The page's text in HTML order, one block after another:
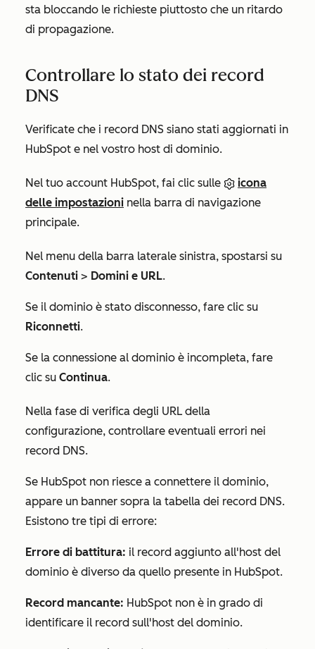
sta bloccando le richieste piuttosto che un ritardo
di propagazione.
Controllare lo stato dei record
DNS
Verificate che i record DNS siano stati aggiornati in
HubSpot e nel vostro host di dominio.
Nel tuo account HubSpot, fai clic sulle
icona
delle impostazioni nella barra di navigazione
principale.
Nel menu della barra laterale sinistra, spostarsi su
Contenuti > Domini e URL.
Se il dominio è stato disconnesso, fare clic su
Riconnetti.
Se la connessione al dominio è incompleta, fare
clic su Continua.
Nella fase di verifica degli URL della
configurazione, controllare eventuali errori nei
record DNS.
Se HubSpot non riesce a connettere il dominio,
appare un banner sopra la tabella dei record DNS.
Esistono tre tipi di errore:
Errore di battitura: il record aggiunto all'host del
dominio è diverso da quello presente in HubSpot.
Record mancante: HubSpot non è in grado di
identificare il record sull'host del dominio.